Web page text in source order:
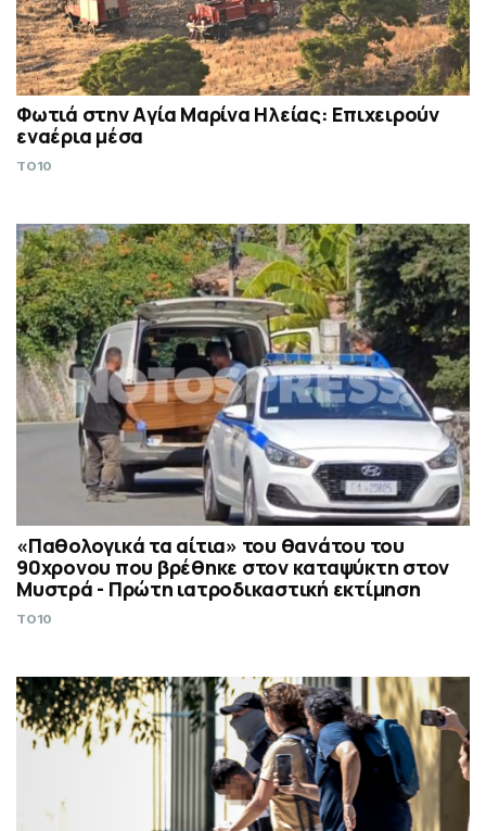
Φωτιά στην Aγία Μαρίνα Ηλείας: Επιχειρούν
εναέρια μέσα
TO10
«Παθολογικά τα αίτια» του θανάτου του
90χρονου που βρέθηκε στον καταψύκτη στον
Μυστρά - Πρώτη ιατροδικαστική εκτίμηση
TO10